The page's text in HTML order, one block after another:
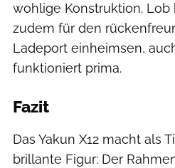
wohlige Konstruktion. Lob
zudem für den
Ladeport einheimsen,
funktioniert prima.
Fazit
Das Yakun X12 macht als
brillante Figur: Der